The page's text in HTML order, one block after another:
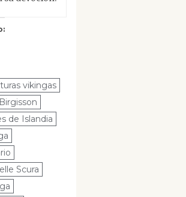
vikingas
de Islandia
Scura